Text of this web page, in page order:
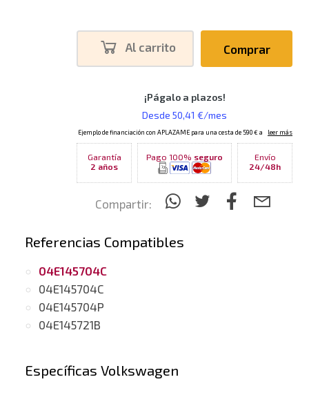
Al carrito Comprar
Garantía
2 años
Pago 100% seguro
Envío
24/48h
Compartir:
Referencias Compatibles
04E145704C
04E145704C
04E145704P
04E145721B
Específicas Volkswagen